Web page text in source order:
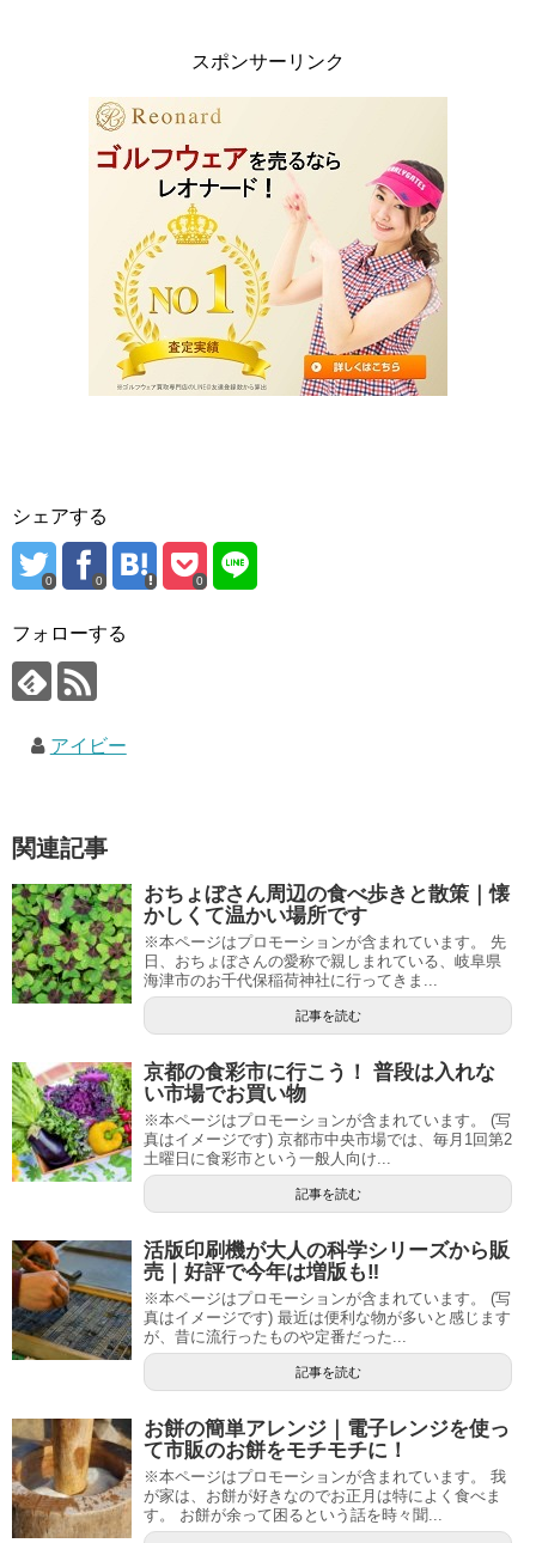
スポンサーリンク
シェアする
0 0 0
フォローする
アイビー
関連記事
おちょぼさん周辺の食べ歩きと散策｜懐
かしくて温かい場所です
※本ページはプロモーションが含まれています。 先
日、おちょぼさんの愛称で親しまれている、岐阜県
海津市のお千代保稲荷神社に行ってきま...
記事を読む
京都の食彩市に行こう！ 普段は入れな
い市場でお買い物
※本ページはプロモーションが含まれています。 (写
真はイメージです) 京都市中央市場では、毎月1回第2
土曜日に食彩市という一般人向け...
記事を読む
活版印刷機が大人の科学シリーズから販
売｜好評で今年は増版も‼
※本ページはプロモーションが含まれています。 (写
真はイメージです) 最近は便利な物が多いと感じます
が、昔に流行ったものや定番だった...
記事を読む
お餅の簡単アレンジ｜電子レンジを使っ
て市販のお餅をモチモチに！
※本ページはプロモーションが含まれています。 我
が家は、お餅が好きなのでお正月は特によく食べま
す。 お餅が余って困るという話を時々聞...